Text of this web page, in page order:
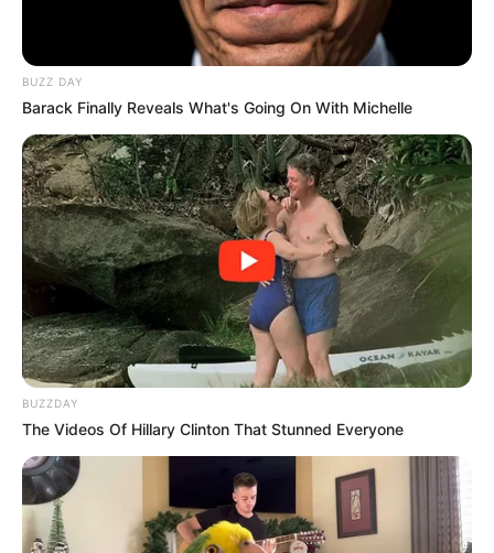
Doña Lupita se quedó inmóvil. Sus ojos
nublados se detuvieron lentamente en aquella
pequeña vida. Nadie se acercaba. La gente
pasaba de largo, negando con la cabeza,
murmurando con fastidio:
—En estos tiempos, si uno apenas puede
cargar con un destino tan pesado como una
montaña…?
BUZZ DAY
Barack Finally Reveals What's Going On With Michelle
BUZZDAY
The Videos Of Hillary Clinton That Stunned Everyone